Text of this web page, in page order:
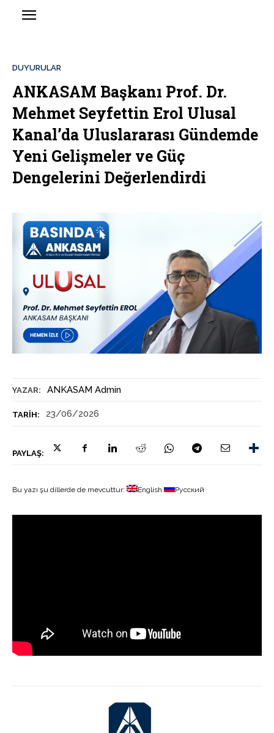
YAZAR: ANKASAM Admin
TARIH: 23/06/2026
PAYLAŞ:
DUYURULAR
ANKASAM Başkanı Prof. Dr.
Mehmet Seyfettin Erol Ulusal
Kanal’da Uluslararası Gündemde
Yeni Gelişmeler ve Güç
Dengelerini Değerlendirdi
Bu yazı şu dillerde de mevcuttur: English Русский